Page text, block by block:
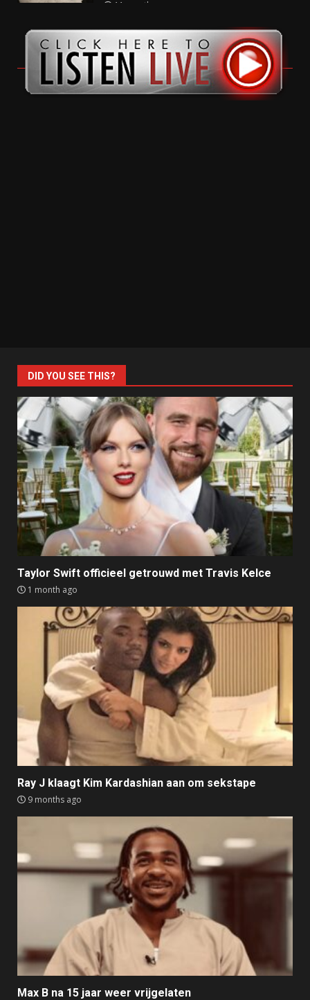
11 months ago
DID YOU SEE THIS?
Taylor Swift officieel getrouwd met Travis Kelce
1 month ago
Ray J klaagt Kim Kardashian aan om sekstape
9 months ago
Max B na 15 jaar weer vrijgelaten